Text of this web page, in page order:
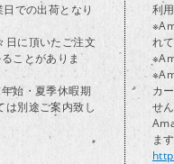
での出荷となり
日に頂いたご注文
ことがありま
始・夏季休暇期
は別途ご案内致し
利
れ
カ
せ
ま